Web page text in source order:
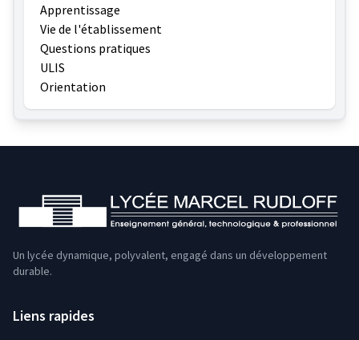
Apprentissage
Vie de l'établissement
Questions pratiques
ULIS
Orientation
Un lycée dynamique, polyvalent, engagé dans un développement
durable.
Liens rapides